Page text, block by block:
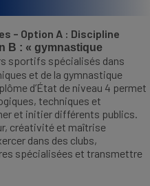
– Option A : Discipline
B : « gymnastique
sportifs spécialisés dans
et de la gymnastique
d’État de niveau 4 permet
techniques et
et initier différents publics.
créativité et maîtrise
dans des clubs,
spécialisées et transmettre